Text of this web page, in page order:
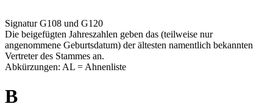
Signatur G108 und G120
Die beigefügten Jahreszahlen geben das (teilweise nur
angenommene Geburtsdatum) der ältesten namentlich bekannten
Vertreter des Stammes an.
Abkürzungen: AL = Ahnenliste
B